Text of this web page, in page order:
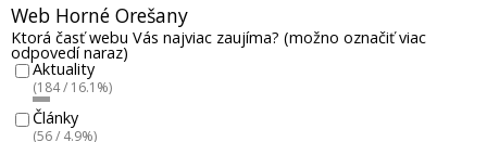
Web Horné Orešany
Ktorá časť webu Vás najviac zaujíma? (možno označiť viac
odpovedí naraz)
Aktuality
(184 / 16.1%)
Články
(56 / 4.9%)